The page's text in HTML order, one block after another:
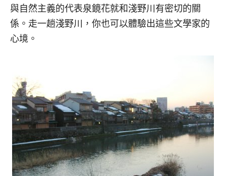
與自然主義的代表泉鏡花就和淺野川有密切的關
係。走一趟淺野川，你也可以體驗出這些文學家的
心境。